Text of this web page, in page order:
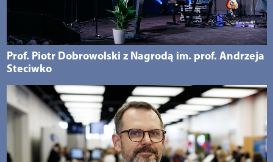
Prof. Piotr Dobrowolski z Nagrodą im. prof. Andrzeja
Steciwko